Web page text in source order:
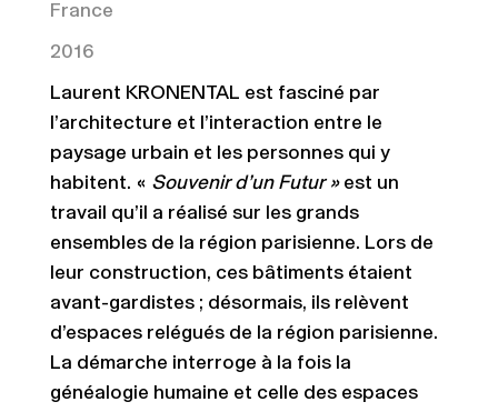
France
2016
Laurent KRONENTAL est fasciné par
l’architecture et l’interaction entre le
paysage urbain et les personnes qui y
habitent. « Souvenir d’un Futur »est un
travail qu’il a réalisé sur les grands
ensembles de la région parisienne. Lors de
leur construction, ces bâtiments étaient
avant-gardistes ; désormais, ils relèvent
d’espaces relégués de la région parisienne.
La démarche interroge à la fois la
généalogie humaine et celle des espaces